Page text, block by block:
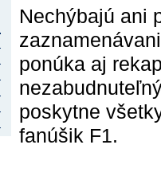
Nechýbajú ani
ponúka aj
poskytne
fanúšik F1.